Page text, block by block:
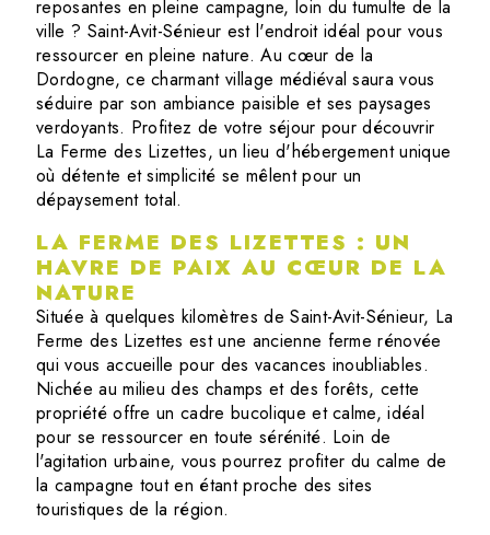
reposantes en pleine campagne, loin du tumulte de la
ville ? Saint-Avit-Sénieur est l'endroit idéal pour vous
ressourcer en pleine nature. Au cœur de la
Dordogne, ce charmant village médiéval saura vous
séduire par son ambiance paisible et ses paysages
verdoyants. Profitez de votre séjour pour découvrir
La Ferme des Lizettes, un lieu d'hébergement unique
où détente et simplicité se mêlent pour un
dépaysement total.
LA FERME DES LIZETTES : UN
HAVRE DE PAIX AU CŒUR DE LA
NATURE
Située à quelques kilomètres de Saint-Avit-Sénieur, La
Ferme des Lizettes est une ancienne ferme rénovée
qui vous accueille pour des vacances inoubliables.
Nichée au milieu des champs et des forêts, cette
propriété offre un cadre bucolique et calme, idéal
pour se ressourcer en toute sérénité. Loin de
l'agitation urbaine, vous pourrez profiter du calme de
la campagne tout en étant proche des sites
touristiques de la région.